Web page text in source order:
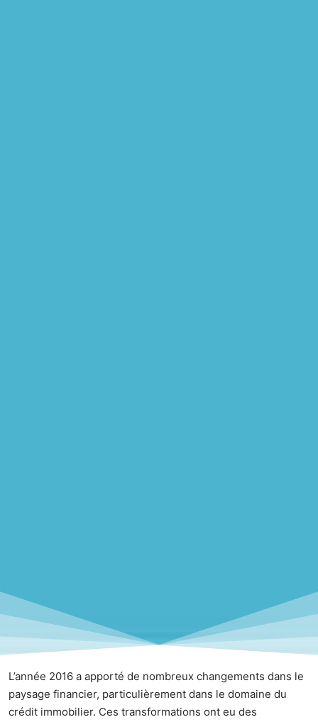
L’année 2016 a apporté de nombreux changements dans le
paysage financier, particulièrement dans le domaine du
crédit immobilier. Ces transformations ont eu des